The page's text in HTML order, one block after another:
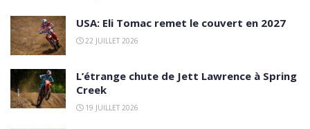
USA: Eli Tomac remet le couvert en 2027
22 JUILLET 2026
L’étrange chute de Jett Lawrence à Spring
Creek
19 JUILLET 2026